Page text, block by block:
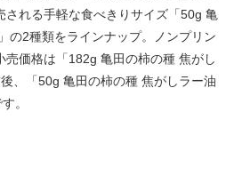
される手軽な食べきりサイズ「50g 亀
の2種類をラインナップ。ノンプリン
売価格は「182g 亀田の柿の種 焦がし
、「50g 亀田の柿の種 焦がしラー油
。